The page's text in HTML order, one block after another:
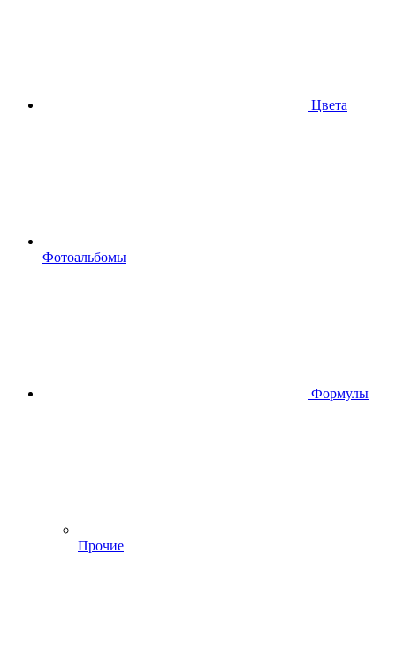
Цвета
Фотоальбомы
Формулы
Прочие